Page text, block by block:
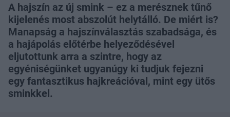
A hajszín az új smink – ez a merésznek tűnő
kijelenés most abszolút helytálló. De miért is?
Manapság a hajszínválasztás szabadsága, és
a hajápolás előtérbe helyeződésével
eljutottunk arra a szintre, hogy az
egyéniségünket ugyanúgy ki tudjuk fejezni
egy fantasztikus hajkreációval, mint egy ütős
sminkkel.